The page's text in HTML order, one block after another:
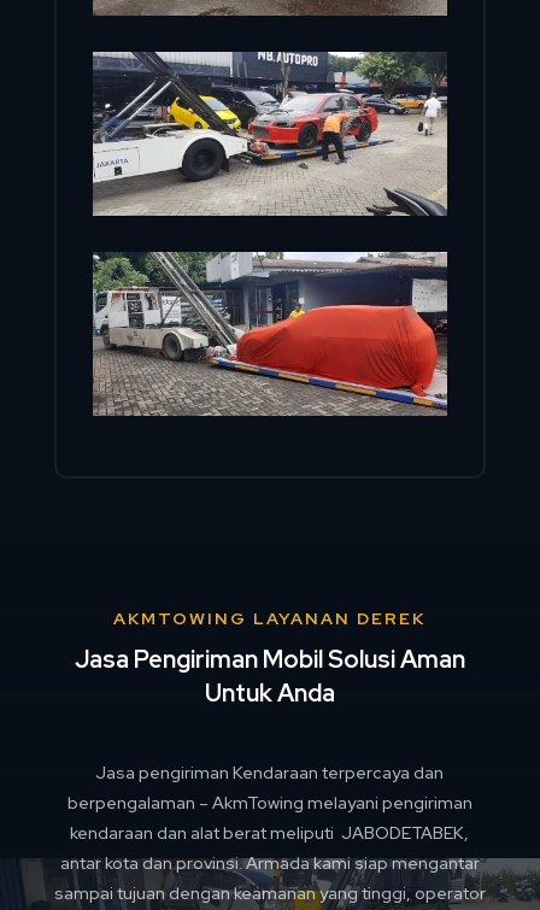
AKMTOWING LAYANAN DEREK
Jasa Pengiriman Mobil Solusi Aman
Untuk Anda
Jasa pengiriman Kendaraan terpercaya dan
berpengalaman – AkmTowing melayani pengiriman
kendaraan dan alat berat meliputi JABODETABEK,
antar kota dan provinsi. Armada kami siap mengantar
sampai tujuan dengan keamanan yang tinggi, operator